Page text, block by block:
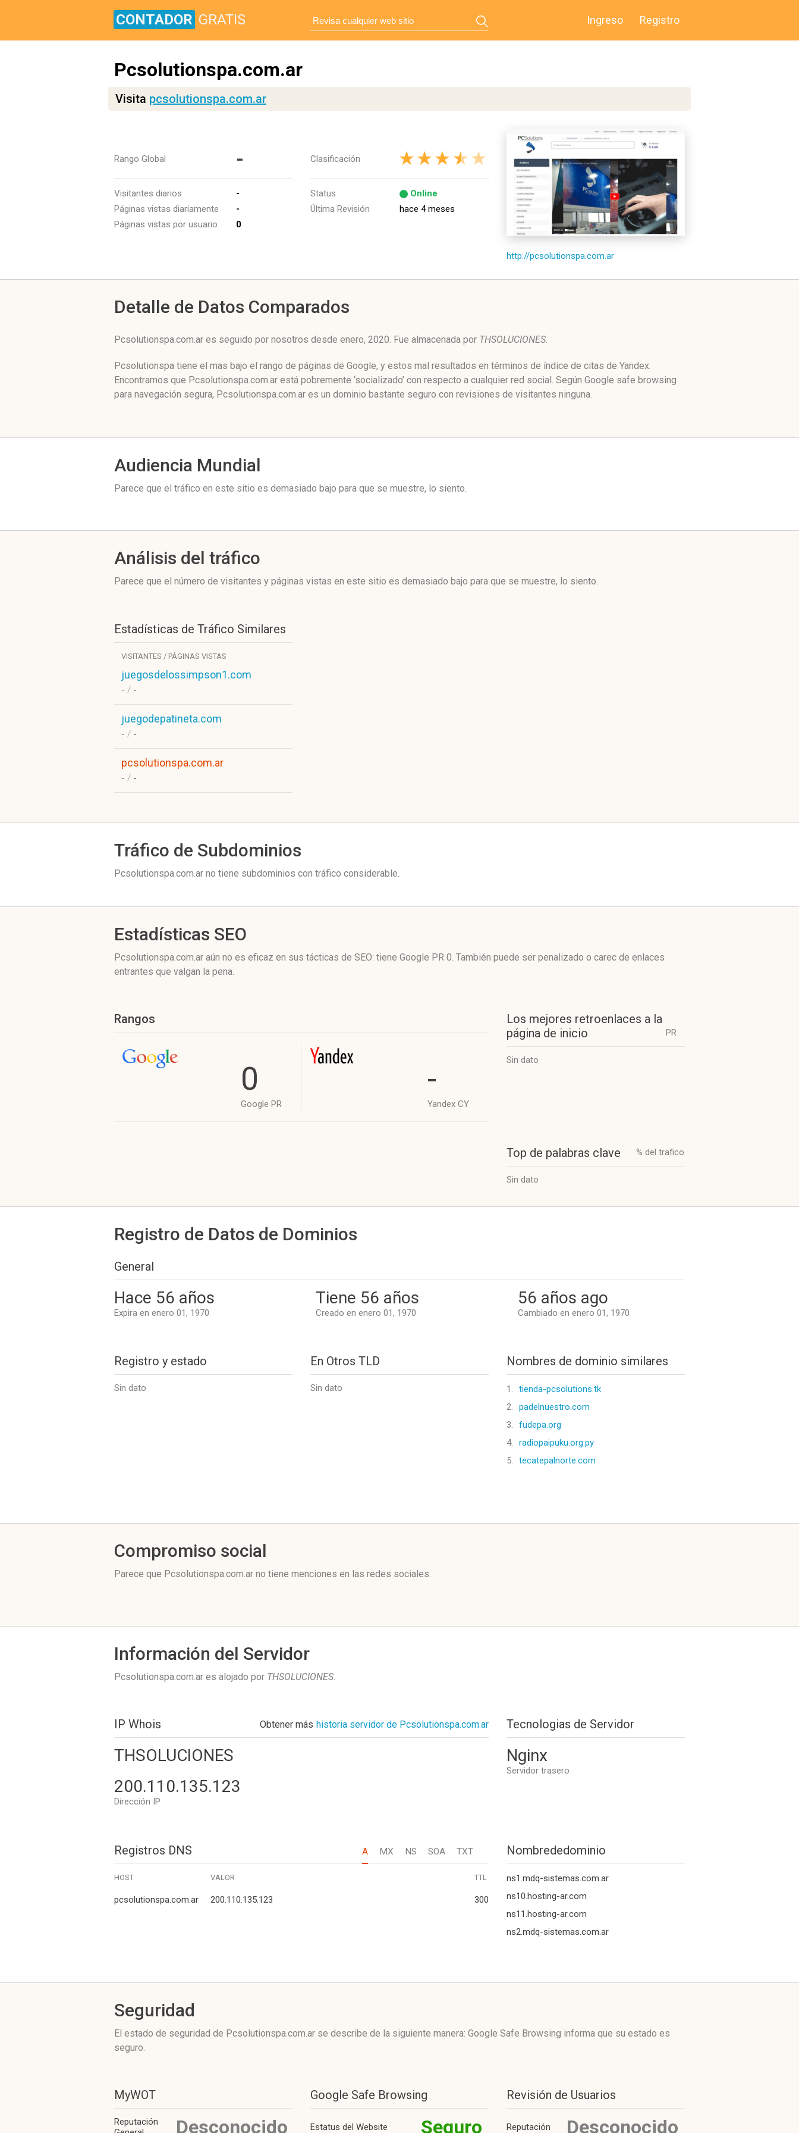
CONTADOR GRATIS Ingreso Registro
Pcsolutionspa.com.ar
Visita pcsolutionspa.com.ar
Rango Global -
Visitantes diarios
-
Páginas vistas diariamente
-
Páginas vistas por usuario
0
Clasificación
Status
Online
Última Revisión
hace 4 meses
http://pcsolutionspa.com.ar
Detalle de Datos Comparados
Pcsolutionspa.com.ar es seguido por nosotros desde enero, 2020. Fue almacenada por THSOLUCIONES.
Pcsolutionspa tiene el mas bajo el rango de páginas de Google, y estos mal resultados en términos de índice de citas de Yandex.
Encontramos que Pcsolutionspa.com.ar está pobremente ‘socializado’ con respecto a cualquier red social. Según Google safe browsing
para navegación segura, Pcsolutionspa.com.ar es un dominio bastante seguro con revisiones de visitantes ninguna.
Audiencia Mundial
Parece que el tráfico en este sitio es demasiado bajo para que se muestre, lo siento.
Análisis del tráfico
Parece que el número de visitantes y páginas vistas en este sitio es demasiado bajo para que se muestre, lo siento.
Estadísticas de Tráfico Similares
VISITANTES / PÁGINAS VISTAS
juegosdelossimpson1.com
- / -
juegodepatineta.com
- / -
pcsolutionspa.com.ar
- / -
Tráfico de Subdominios
Pcsolutionspa.com.ar no tiene subdominios con tráfico considerable.
Estadísticas SEO
Pcsolutionspa.com.ar aún no es eficaz en sus tácticas de SEO: tiene Google PR 0. También puede ser penalizado o carec de enlaces
entrantes que valgan la pena.
Rangos
0
Google PR
-
Yandex CY
Los mejores retroenlaces a la
página de inicio
PR
Sin dato
Top de palabras clave % del trafico
Sin dato
Registro de Datos de Dominios
General
Hace 56 años
Expira en enero 01, 1970
Tiene 56 años
Creado en enero 01, 1970
56 años ago
Cambiado en enero 01, 1970
Registro y estado
Sin dato
En Otros TLD
Sin dato
Nombres de dominio similares
1.
tienda-pcsolutions.tk
2.
padelnuestro.com
3.
fudepa.org
4.
radiopaipuku.org.py
5.
tecatepalnorte.com
Compromiso social
Parece que Pcsolutionspa.com.ar no tiene menciones en las redes sociales.
Información del Servidor
Pcsolutionspa.com.ar es alojado por THSOLUCIONES.
IP Whois Obtener más historia servidor de Pcsolutionspa.com.ar
THSOLUCIONES
200.110.135.123
Dirección IP
Tecnologias de Servidor
Nginx
Servidor trasero
Registros DNS A MX NS SOA TXT Nombrededominio
ns1.mdq-sistemas.com.ar
ns10.hosting-ar.com
ns11.hosting-ar.com
ns2.mdq-sistemas.com.ar
HOST VALOR TTL
pcsolutionspa.com.ar 200.110.135.123 300
Seguridad
El estado de seguridad de Pcsolutionspa.com.ar se describe de la siguiente manera: Google Safe Browsing informa que su estado es
seguro.
MyWOT
Reputación
Desconocido
Google Safe Browsing
Estatus del Website Seguro
Revisión de Usuarios
Reputación Desconocido